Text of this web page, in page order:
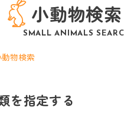
小動物検索
SMALL ANIMALS
動物検索
を指定する